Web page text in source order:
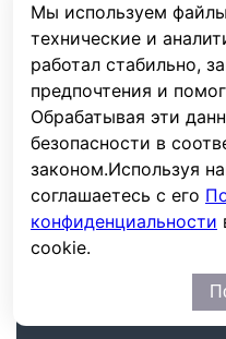
Мы используем
технические и
работал стабильно,
предпочтения и
Обрабатывая эти
безопасности в
законом.Используя
соглашаетесь с его
конфиденциальности
cookie.
Генератор
Добавить в
Удалить из сравнения
Генератор
Добавить в